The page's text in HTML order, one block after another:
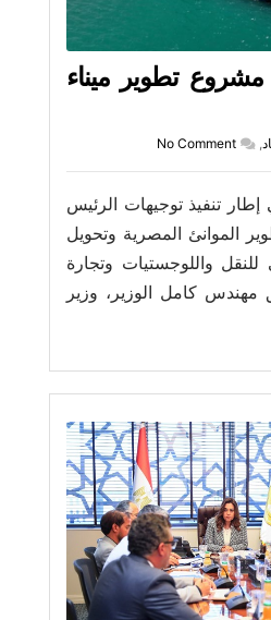
مشروع تطوير ميناء
,
No Comment
تنفيذ توجيهات الرئيس
الموانئ المصرية وتحويل
واللوجستيات وتجارة
مهندس كامل الوزير، وزير